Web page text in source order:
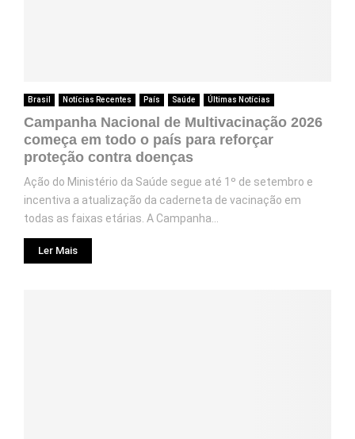
Brasil Notícias Recentes País Saúde Últimas Notícias
Campanha Nacional de Multivacinação 2026
começa em todo o país para reforçar
proteção contra doenças
Ação do Ministério da Saúde segue até 1º de setembro e
incentiva a atualização da caderneta de vacinação em
todas as faixas etárias. A Campanha...
Ler Mais